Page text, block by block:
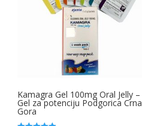
Kamagra Gel 100mg Oral Jelly –
Gel za potenciju Podgorica Crna
Gora